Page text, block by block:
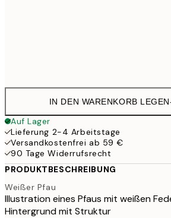
IN DEN WARENKORB LEGEN
Auf Lager
Lieferung 2-4 Arbeitstage
Versandkostenfrei ab 59 €
90 Tage Widerrufsrecht
PRODUKTBESCHREIBUNG
Weißer Pfau
Illustration eines Pfaus mit weißen
Hintergrund mit Struktur